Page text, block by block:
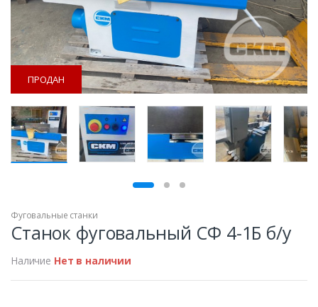
ПРОДАН
ПРОДАН
Фуговальные станки
Станок фуговальный СФ 4-1Б б/у
Наличие Нет в наличии